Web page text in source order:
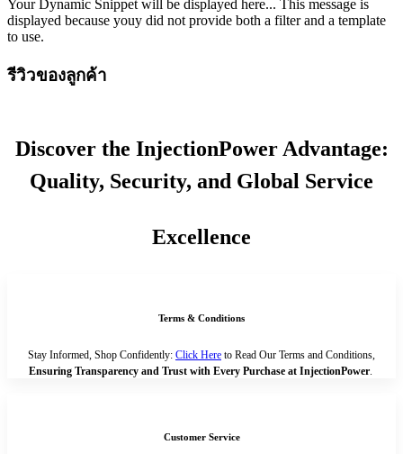
Your Dynamic Snippet will be displayed here... This message is
displayed because youy did not provide both a filter and a template
to use.
รีวิวของลูกค้า
Discover the InjectionPower Advantage:
Quality, Security, and Global Service
Excellence
Terms & Conditions
Stay Informed, Shop Confidently: Click Here to Read Our Terms and Conditions,
Ensuring Transparency and Trust with Every Purchase at InjectionPower.
Customer Service